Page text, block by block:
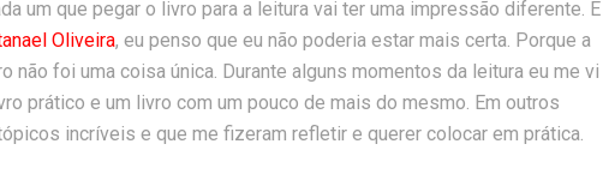
um que pegar o livro para a leitura vai ter uma impressão diferente. E
Oliveira, eu penso que eu não poderia estar mais certa. Porque a
não foi uma coisa única. Durante alguns momentos da leitura eu me vi
prático e um livro com um pouco de mais do mesmo. Em outros
incríveis e que me fizeram refletir e querer colocar em prática.